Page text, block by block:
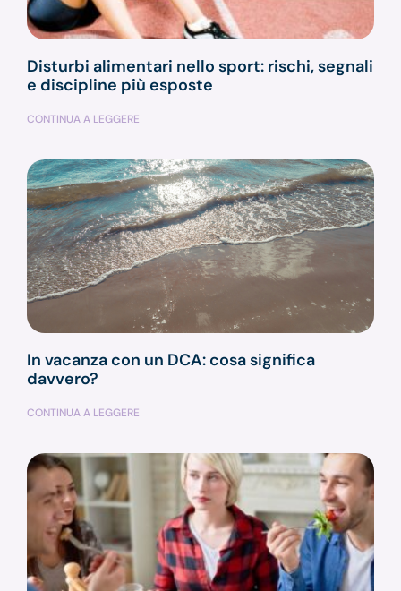
Disturbi alimentari nello sport: rischi, segnali
e discipline più esposte
CONTINUA A LEGGERE
In vacanza con un DCA: cosa significa
davvero?
CONTINUA A LEGGERE